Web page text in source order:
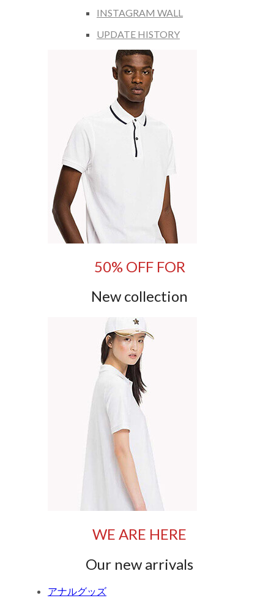
INSTAGRAM WALL
UPDATE HISTORY
50% OFF FOR
New collection
WE ARE HERE
Our new arrivals
アナルグッズ